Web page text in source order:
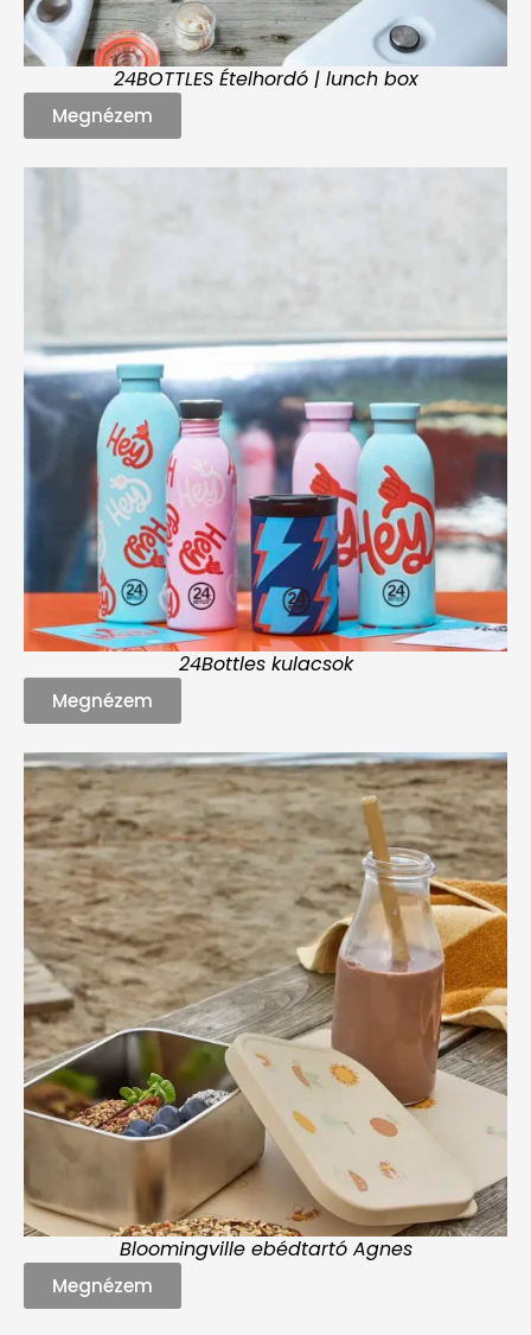
24BOTTLES Ételhordó | lunch box
Megnézem
24Bottles kulacsok
Megnézem
Bloomingville ebédtartó Agnes
Megnézem